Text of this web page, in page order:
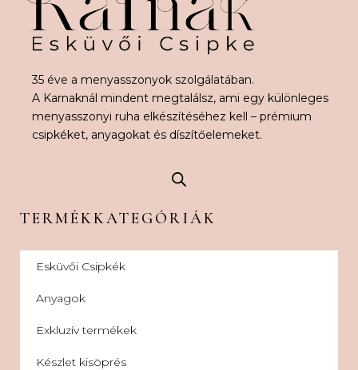
35 éve a menyasszonyok szolgálatában.
A Karnaknál mindent megtalálsz, ami egy különleges
menyasszonyi ruha elkészítéséhez kell – prémium
csipkéket, anyagokat és díszítőelemeket.
TERMÉKKATEGÓRIÁK
Esküvői Csipkék
Anyagok
Exkluzív termékek
Készlet kisöprés